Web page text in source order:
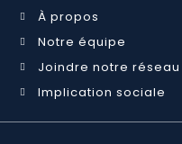
À propos
Notre équipe
Joindre notre réseau
Implication sociale